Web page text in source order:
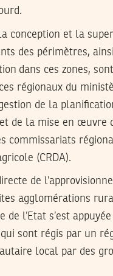
conception et la
des périmètres,
dans ces zones,
régionaux du
de la
de la mise en œuvre
commissariats
(CRDA).
de
agglomérations
de l’Etat s’est
sont régis par un
local par des